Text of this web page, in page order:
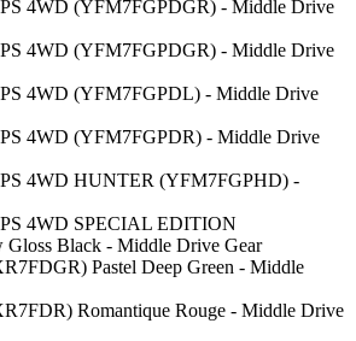
4WD (YFM7FGPDGR) - Middle Drive
4WD (YFM7FGPDGR) - Middle Drive
4WD (YFM7FGPDL) - Middle Drive
4WD (YFM7FGPDR) - Middle Drive
4WD HUNTER (YFM7FGPHD) -
4WD SPECIAL EDITION
Black - Middle Drive Gear
Pastel Deep Green - Middle
Romantique Rouge - Middle Drive